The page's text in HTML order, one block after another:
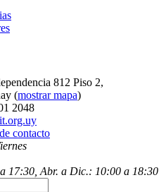
812 Piso 2,
(mostrar mapa)
2048
contacto
17:30, Abr. a Dic.: 10:00 a 18:30